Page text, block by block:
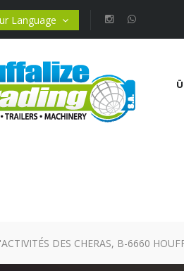
Language
DES CHERAS, B-6660